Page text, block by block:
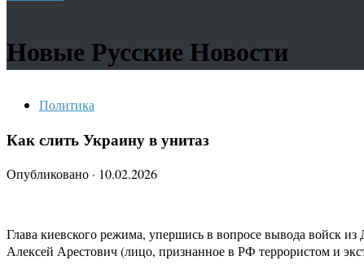
Новые Русские Новости
Политика
Как слить Украину в унитаз
Опубликовано · 10.02.2026
Глава киевского режима, упершись в вопросе вывода войск
Алексей Арестович (лицо, признанное в РФ террористом и